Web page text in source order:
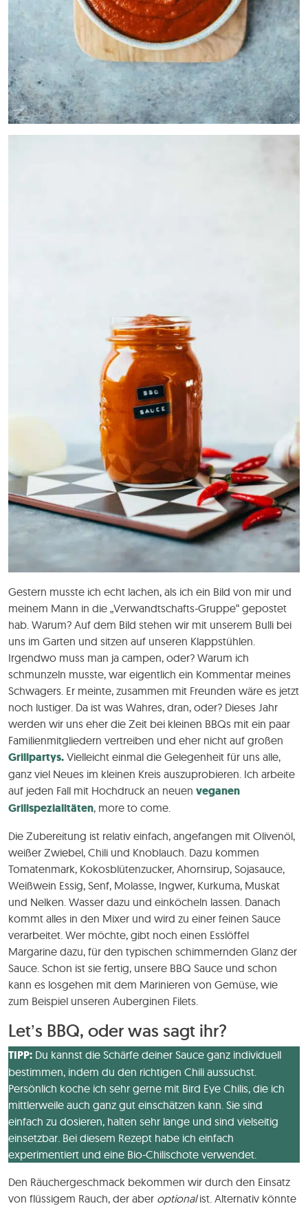
Gestern musste ich echt lachen, als ich ein Bild von mir und
meinem Mann in die „Verwandtschafts-Gruppe“ gepostet
hab. Warum? Auf dem Bild stehen wir mit unserem Bulli bei
uns im Garten und sitzen auf unseren Klappstühlen.
Irgendwo muss man ja campen, oder? Warum ich
schmunzeln musste, war eigentlich ein Kommentar meines
Schwagers. Er meinte, zusammen mit Freunden wäre es jetzt
noch lustiger. Da ist was Wahres, dran, oder? Dieses Jahr
werden wir uns eher die Zeit bei kleinen BBQs mit ein paar
Familienmitgliedern vertreiben und eher nicht auf großen
Grillpartys. Vielleicht einmal die Gelegenheit für uns alle,
ganz viel Neues im kleinen Kreis auszuprobieren. Ich arbeite
auf jeden Fall mit Hochdruck an neuen veganen
Grillspezialitäten, more to come.
Die Zubereitung ist relativ einfach, angefangen mit Olivenöl,
weißer Zwiebel, Chili und Knoblauch. Dazu kommen
Tomatenmark, Kokosblütenzucker, Ahornsirup, Sojasauce,
Weißwein Essig, Senf, Molasse, Ingwer, Kurkuma, Muskat
und Nelken. Wasser dazu und einköcheln lassen. Danach
kommt alles in den Mixer und wird zu einer feinen Sauce
verarbeitet. Wer möchte, gibt noch einen Esslöffel
Margarine dazu, für den typischen schimmernden Glanz der
Sauce. Schon ist sie fertig, unsere BBQ Sauce und schon
kann es losgehen mit dem Marinieren von Gemüse, wie
zum Beispiel unseren Auberginen Filets.
Let’s BBQ, oder was sagt ihr?
TIPP: Du kannst die Schärfe deiner Sauce ganz individuell
bestimmen, indem du den richtigen Chili aussuchst.
Persönlich koche ich sehr gerne mit Bird Eye Chilis, die ich
mittlerweile auch ganz gut einschätzen kann. Sie sind
einfach zu dosieren, halten sehr lange und sind vielseitig
einsetzbar. Bei diesem Rezept habe ich einfach
experimentiert und eine Bio-Chilischote verwendet.
Den Räuchergeschmack bekommen wir durch den Einsatz
von flüssigem Rauch, der aber optionalist. Alternativ könnte